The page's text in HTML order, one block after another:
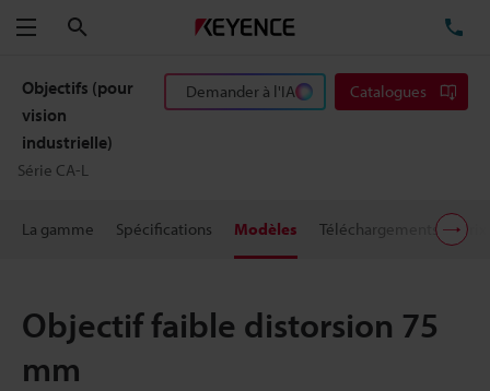
Menu
Objectifs (pour
vision
industrielle)
Série CA-L
Demander à l'IA Catalogues
La gamme Spécifications Modèles Téléchargements Prix
Objectif faible distorsion 75
mm